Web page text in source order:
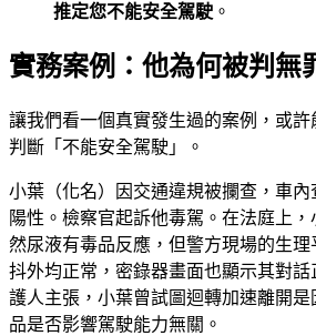
推定您不能安全駕駛 。
實務案例：他為何被判無
讓我們看一個真實發生過的案例，或
判斷「不能安全駕駛」。
小葉（化名）因交通違規被攔查，車
陽性。檢察官起訴他毒駕。在法庭上
然尿液有毒品反應，但警方現場的生
抖外均正常，密錄器畫面也顯示其對
護人主張，小葉曾試圖迴轉加速離開
品是否影響駕駛能力無關。